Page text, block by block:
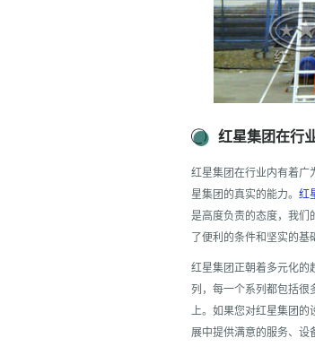
红星集团在行
红星集团在行业内有着广
星集团的真实的能力。 红
是高度负责的态度，我们
了便利的条件和坚实的基
红星集团正朝着多元化的
列，每一个系列都包括很
上。如果您对红星集团的
展中提供满意的服务、设